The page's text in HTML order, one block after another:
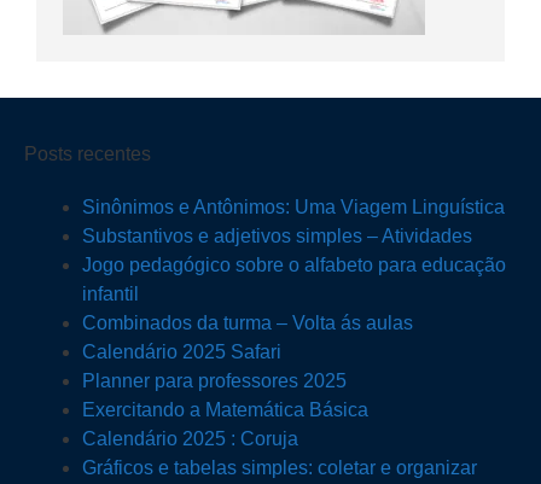
Posts recentes
Sinônimos e Antônimos: Uma Viagem Linguística
Substantivos e adjetivos simples – Atividades
Jogo pedagógico sobre o alfabeto para educação
infantil
Combinados da turma – Volta ás aulas
Calendário 2025 Safari
Planner para professores 2025
Exercitando a Matemática Básica
Calendário 2025 : Coruja
Gráficos e tabelas simples: coletar e organizar